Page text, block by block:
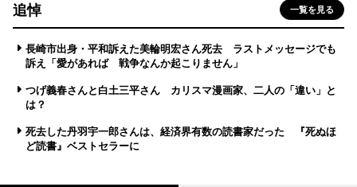
追悼 一覧を見る
長崎市出身・平和訴えた美輪明宏さん死去 ラストメッセージでも
訴え「愛があれば 戦争なんか起こりません」
つげ義春さんと白土三平さん カリスマ漫画家、二人の「違い」と
は？
死去した丹羽宇一郎さんは、経済界有数の読書家だった 『死ぬほ
ど読書』ベストセラーに